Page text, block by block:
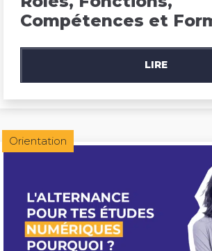
Compétences et
LIRE
Orientation